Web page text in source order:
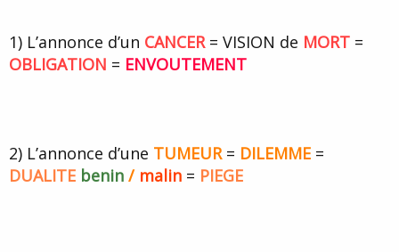
s
s
1) L’annonce d’un CANCER= VISION de MORT =
OBLIGATION = ENVOUTEMENT
2) L’annonce d’une TUMEUR= DILEMME =
DUALITE benin / malin = PIEGE